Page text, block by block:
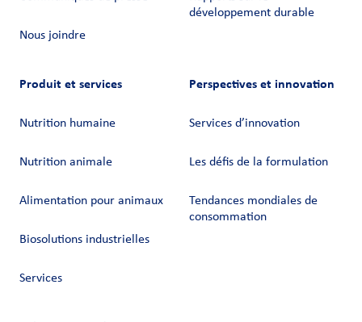
Nous joindre
développement durable
Produit et services
Nutrition humaine
Nutrition animale
Alimentation pour animaux
Biosolutions industrielles
Services
Perspectives et innovation
Services d’innovation
Les défis de la formulation
Tendances mondiales de
consommation